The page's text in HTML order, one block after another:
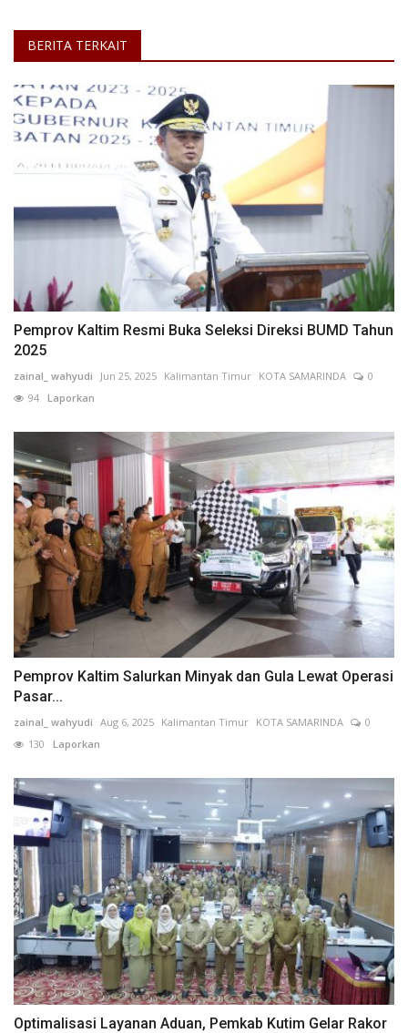
BERITA TERKAIT
Pemprov Kaltim Resmi Buka Seleksi Direksi BUMD Tahun
2025
zainal_ wahyudi Jun 25, 2025 Kalimantan Timur KOTA SAMARINDA
0
94 Laporkan
Pemprov Kaltim Salurkan Minyak dan Gula Lewat Operasi
Pasar...
zainal_ wahyudi Aug 6, 2025 Kalimantan Timur KOTA SAMARINDA
0
130 Laporkan
Optimalisasi Layanan Aduan, Pemkab Kutim Gelar Rakor